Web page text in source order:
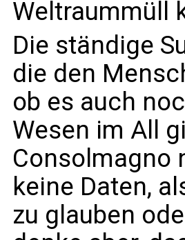
Weltraummüll
Die ständige
die den
ob es auch
Wesen im All
Consolmagno
keine Daten,
zu glauben